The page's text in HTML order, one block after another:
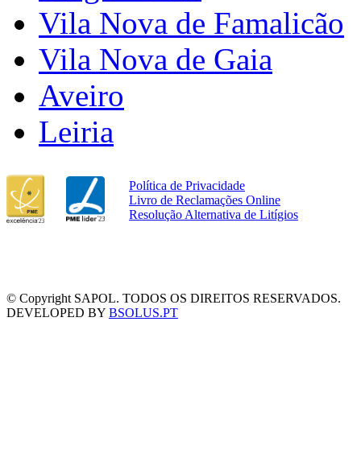
Vila Nova de Famalicão
Vila Nova de Gaia
Aveiro
Leiria
Política de Privacidade
Livro de Reclamações Online
Resolução Alternativa de Litígios
© Copyright SAPOL. TODOS OS DIREITOS RESERVADOS.
DEVELOPED BY BSOLUS.PT